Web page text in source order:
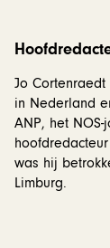
Jo
in Nederland
ANP, het
was hij
Limburg.